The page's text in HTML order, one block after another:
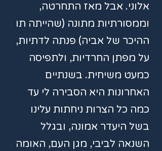
אלוני. אבל מאז התחרטה,
וממסורתיות מתונה (שהייתה תו
ההיכר של אביה) פנתה לדתיות,
על מפתן החרדיות, ולתפיסה
כמעט משיחית. בשנתיים
האחרונות היא הסבירה לי עד
כמה כל הצרות ניחתות עלינו
בשל היעדר אמונה, ובגלל
השנאה לביבי, מגן העם, האומה